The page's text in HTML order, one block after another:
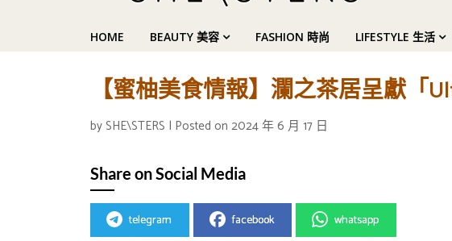
HOME BEAUTY 美容 FASHION 時尚 LIFESTYLE 生活
【蜜柚美食情報】瀾之茶居呈獻「
by SHE\STERS | Posted on 2024 年 6 月 17 日
Share on Social Media
telegram facebook whatsapp